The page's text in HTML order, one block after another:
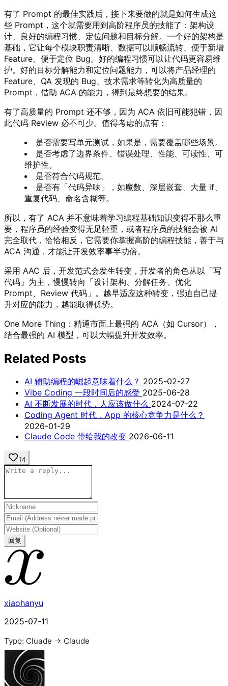
有了 Prompt 的最佳实践后，接下来要做的就是如何生成这
些 Prompt，这个就需要用到高阶程序员的技能了：架构设
计、良好的编程习惯、定位问题和目标分解。一个好的架构是
基础，它让每个模块职责清晰、数据可以顺畅流转、便于新增
Feature、便于定位 Bug。好的编程习惯可以让代码更容易维
护。好的目标分解能力和定位问题能力，可以将产品经理的
Feature、QA 发现的 Bug、技术需求等转化为高质量的
Prompt，借助 ACA 的能力，得到最终想要的结果。
有了高质量的 Prompt 还不够，因为 ACA 依旧可能犯错，因
此代码 Review 必不可少。值得考虑的点有：
是否需要写单元测试，如果是，需要覆盖哪些场景。
是否考虑了边界条件、错误处理、性能、可读性、可
维护性。
是否符合代码规范。
是否有「代码异味」，如魔数、深层嵌套、大量 if、
重复代码、命名含糊等。
所以，有了 ACA 并不意味着学习编程基础知识变得不那么重
要，程序员的经验变得无足轻重，或者程序员的技能会被 AI
完全取代，恰恰相反，它需要你掌握高阶的编程技能，善于与
ACA 沟通，才能让开发效率事半功倍。
采用 AAC 后，开发范式会发生转变，开发者的角色从以「写
代码」为主，慢慢转向「设计架构、分解任务、优化
Prompt、Review 代码」。越早适应这种转变，强迫自己提
升对应的能力，越能取得优势。
One More Thing：精通市面上最强的 ACA（如 Cursor），
结合最强的 AI 模型，可以大幅提升开发效率。
Related Posts
AI 辅助编程的崛起意味着什么？ 2025-02-27
Vibe Coding 一段时间后的感受 2025-06-28
AI 不断发展的时代，人应该做什么 2024-07-22
Coding Agent 时代，App 的核心竞争力是什么？
2026-01-29
Claude Code 带给我的改变 2026-06-11
14
回复
xiaohanyu
2025-07-11
Typo: Cluade -> Claude